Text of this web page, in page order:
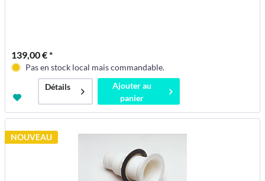
139,00 € *
Pas en stock local mais commandable.
Détails
Ajouter au
panier
NOUVEAU